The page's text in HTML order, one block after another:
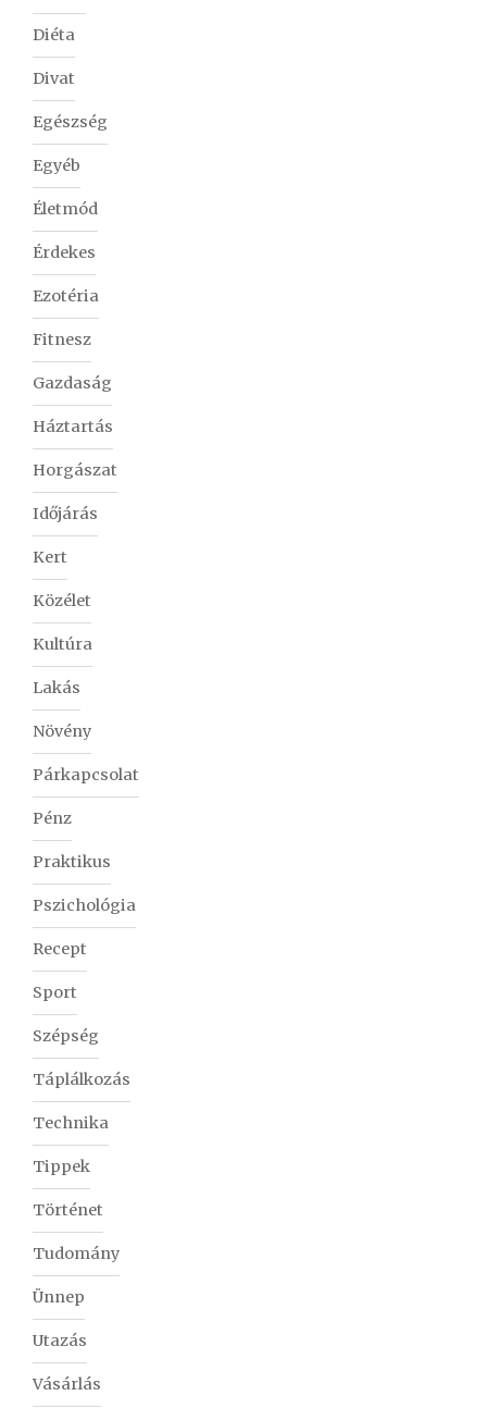
Diéta
Divat
Egészség
Egyéb
Életmód
Érdekes
Ezotéria
Fitnesz
Gazdaság
Háztartás
Horgászat
Időjárás
Kert
Közélet
Kultúra
Lakás
Növény
Párkapcsolat
Pénz
Praktikus
Pszichológia
Recept
Sport
Szépség
Táplálkozás
Technika
Tippek
Történet
Tudomány
Ünnep
Utazás
Vásárlás